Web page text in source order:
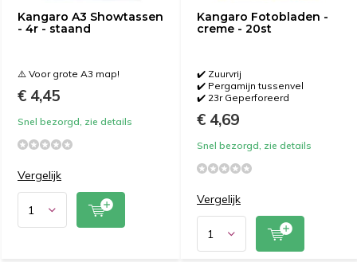
Kangaro A3 Showtassen
- 4r - staand
⚠️ Voor grote A3 map!
€ 4,45
Snel bezorgd, zie details
Vergelijk
Kangaro Fotobladen -
creme - 20st
✔️ Zuurvrij
✔️ Pergamijn tussenvel
✔️ 23r Geperforeerd
€ 4,69
Snel bezorgd, zie details
Vergelijk